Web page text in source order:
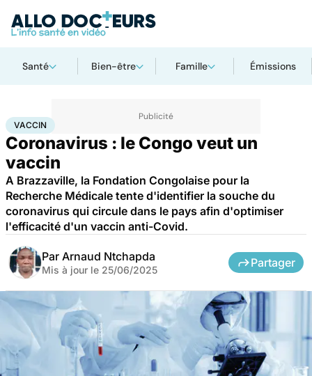
Santé Bien-être Famille Émissions
AccueilSanté Vaccin
VACCIN
Coronavirus : le Congo veut un
vaccin
A Brazzaville, la Fondation Congolaise pour la
Recherche Médicale tente d'identifier la souche du
coronavirus qui circule dans le pays afin d'optimiser
l'efficacité d'un vaccin anti-Covid.
Par Arnaud Ntchapda
Mis à jour le 25/06/2025
Partager